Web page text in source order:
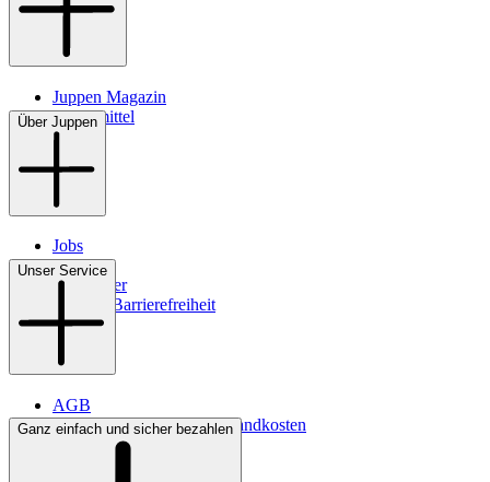
Juppen Magazin
Pflegemittel
Über Juppen
Jobs
Filialen
Newsletter
Digitale Barrierefreiheit
Unser Service
AGB
Lieferbedingungen & Versandkosten
Bezahlung
Ganz einfach und sicher bezahlen